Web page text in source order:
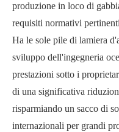
produzione in loco di
requisiti normativi
Ha le sole pile di lamiera
sviluppo dell'ingegneria
prestazioni sotto i
di una significativa
risparmiando un sacco di
internazionali per grandi